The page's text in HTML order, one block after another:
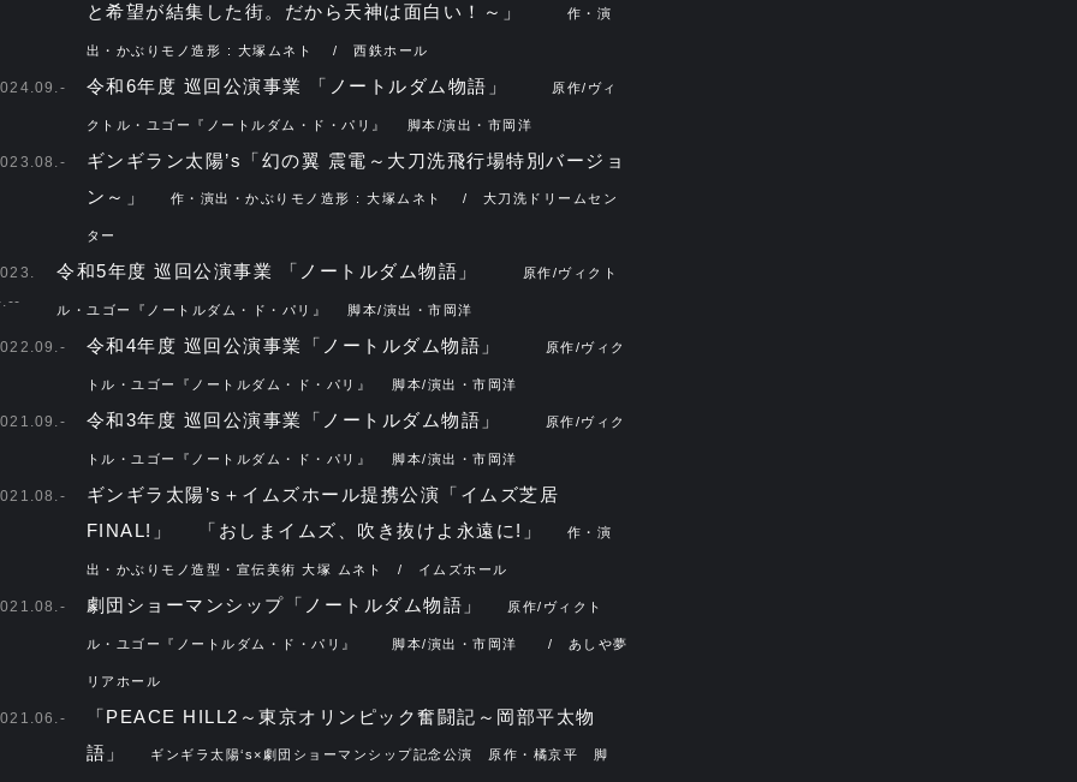
と希望が結集した街。だから天神は面白い！～」
作・演
出・かぶりモノ造形 : 大塚ムネト / 西鉄ホール
令和6年度 巡回公演事業 ​「ノートルダム物語」 原作/ヴィ
クトル・ユゴー『ノートルダム・ド・パリ』 脚本/演出・市岡洋
ギンギラン太陽’s「幻の翼 震電～大刀洗飛行場特別バージョ
ン～」
作・演出・かぶりモノ造形 : 大塚ムネト / 大刀洗ドリームセン
ター
令和5年度 巡回公演事業 ​「ノートルダム物語」 原作/ヴィクト
ル・ユゴー『ノートルダム・ド・パリ』 脚本/演出・市岡洋
令和4年度 巡回公演事業「ノートルダム物語」 原作/ヴィク
トル・ユゴー『ノートルダム・ド・パリ』 脚本/演出・市岡洋
令和3年度 巡回公演事業「ノートルダム物語」 原作/ヴィク
トル・ユゴー『ノートルダム・ド・パリ』 脚本/演出・市岡洋
ギンギラ太陽’s＋イムズホール提携公演「イムズ芝居
FINAL!」 「おしまイムズ、吹き抜けよ永遠に!」
作・演
出・かぶりモノ造型・宣伝美術 大塚 ムネト / イムズホール
劇団ショーマンシップ「ノートルダム物語」 原作/ヴィクト
ル・ユゴー『ノートルダム・ド・パリ』 脚本/演出・市岡洋 / あしや夢
リアホール
「PEACE HILL2～東京オリンピック奮闘記～岡部平太物
語」
ギンギラ太陽‘s×劇団ショーマンシップ記念公演 原作・橘京平 脚